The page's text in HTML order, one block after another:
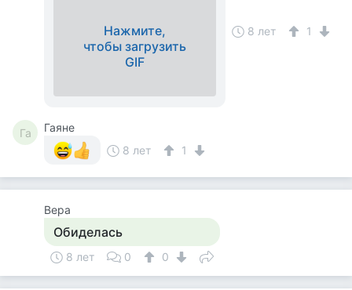
Нажмите,
чтобы загрузить
GIF
8 лет 1
Га
Гаяне
8 лет
1
Вера
Обиделась
8 лет 0 0